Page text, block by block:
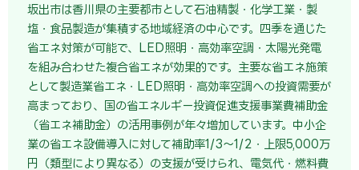
坂出市は香川県の主要都市として石油精製・化学工業・製
塩・食品製造が集積する地域経済の中心です。四季を通じた
省エネ対策が可能で、LED照明・高効率空調・太陽光発電
を組み合わせた複合省エネが効果的です。主要な省エネ施策
として製造業省エネ・LED照明・高効率空調への投資需要が
高まっており、国の省エネルギー投資促進支援事業費補助金
（省エネ補助金）の活用事例が年々増加しています。中小企
業の省エネ設備導入に対して補助率1/3〜1/2・上限5,000万
円（類型により異なる）の支援が受けられ、電気代・燃料費